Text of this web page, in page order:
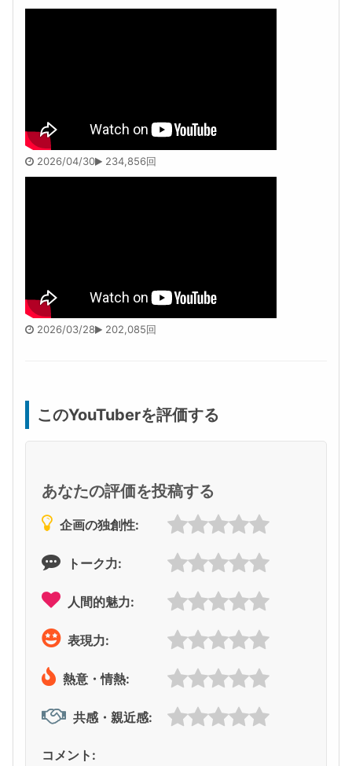
2026/04/30 234,856回
2026/03/28 202,085回
このYouTuberを評価する
あなたの評価を投稿する
企画の独創性:
トーク力:
人間的魅力:
表現力:
熱意・情熱:
共感・親近感:
コメント: